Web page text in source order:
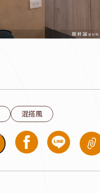
混搭風